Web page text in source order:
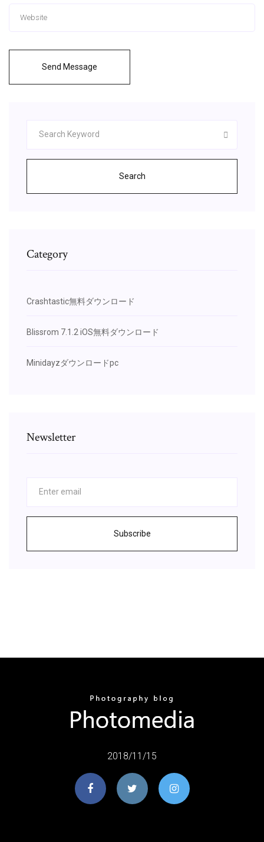
Send Message
Search
Category
Crashtastic無料ダウンロード
Blissrom 7.1.2 iOS無料ダウンロード
Minidayzダウンロードpc
Newsletter
Subscribe
2018/11/15